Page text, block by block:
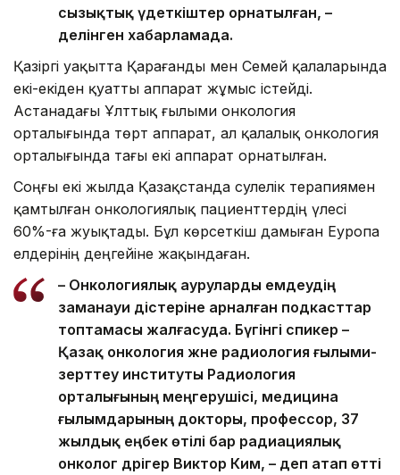
сызықтық үдеткіштер орнатылған, –
делінген хабарламада.
Қазіргі уақытта Қарағанды мен Семей қалаларында
екі-екіден қуатты аппарат жұмыс істейді.
Астанадағы Ұлттық ғылыми онкология
орталығында төрт аппарат, ал қалалық онкология
орталығында тағы екі аппарат орнатылған.
Соңғы екі жылда Қазақстанда сәулелік терапиямен
қамтылған онкологиялық пациенттердің үлесі
60%-ға жуықтады. Бұл көрсеткіш дамыған Еуропа
елдерінің деңгейіне жақындаған.
– Онкологиялық ауруларды емдеудің
заманауи әдістеріне арналған подкасттар
топтамасы жалғасуда. Бүгінгі спикер –
Қазақ онкология және радиология ғылыми-
зерттеу институты Радиология
орталығының меңгерушісі, медицина
ғылымдарының докторы, профессор, 37
жылдық еңбек өтілі бар радиациялық
онколог дәрігер Виктор Ким, – деп атап өтті